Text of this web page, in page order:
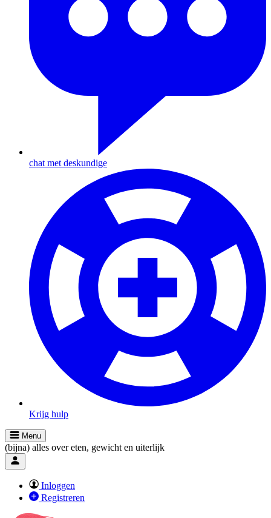
chat met deskundige
Krijg hulp
Menu
(bijna) alles over eten, gewicht en uiterlijk
Inloggen
Registreren